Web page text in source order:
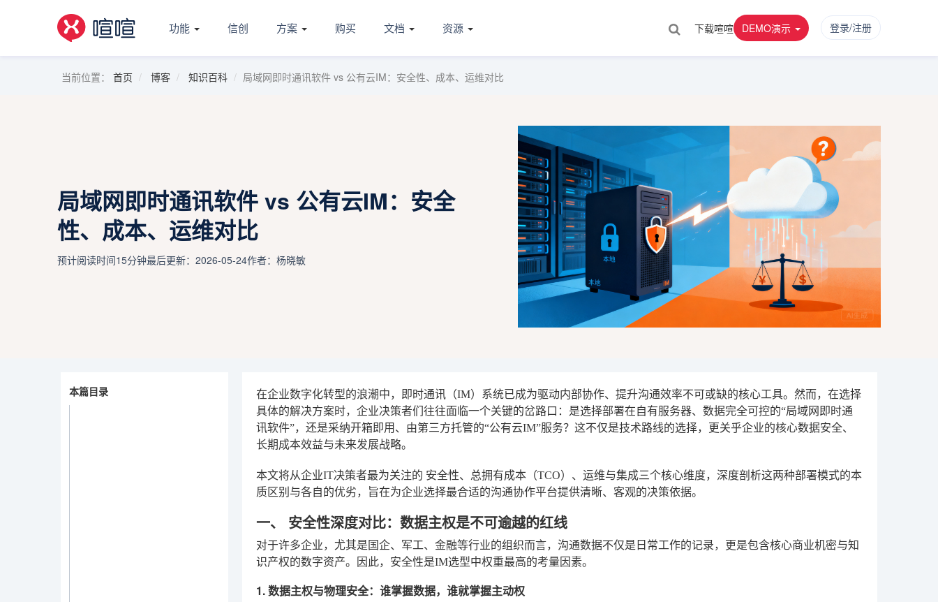
功能 信创 方案 购买 文档 资源 下载喧喧 DEMO演示 登录/注册
当前位置： 首页 博客 知识百科 局域网即时通讯软件 vs 公有云IM：安全性、成本、运维对比
局域网即时通讯软件 vs 公有云IM：安全
性、成本、运维对比
预计阅读时间15分钟最后更新：2026-05-24作者：杨晓敏
本篇目录
在企业数字化转型的浪潮中，即时通讯（IM）系统已成为驱动内部协作、提升沟通效率不可或缺的核心工具。然而，在选择
具体的解决方案时，企业决策者们往往面临一个关键的岔路口：是选择部署在自有服务器、数据完全可控的“局域网即时通
讯软件”，还是采纳开箱即用、由第三方托管的“公有云IM”服务？这不仅是技术路线的选择，更关乎企业的核心数据安全、
长期成本效益与未来发展战略。
本文将从企业IT决策者最为关注的 安全性、总拥有成本（TCO）、运维与集成三个核心维度，深度剖析这两种部署模式的本
质区别与各自的优劣，旨在为企业选择最合适的沟通协作平台提供清晰、客观的决策依据。
一、 安全性深度对比：数据主权是不可逾越的红线
对于许多企业，尤其是国企、军工、金融等行业的组织而言，沟通数据不仅是日常工作的记录，更是包含核心商业机密与知
识产权的数字资产。因此，安全性是IM选型中权重最高的考量因素。
1. 数据主权与物理安全：谁掌握数据，谁就掌握主动权